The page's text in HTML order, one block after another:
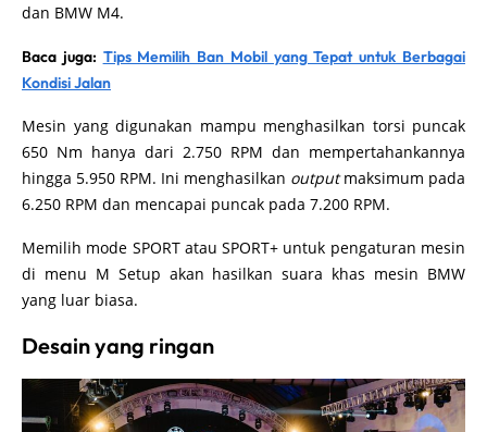
dan BMW M4.
Baca juga: Tips Memilih Ban Mobil yang Tepat untuk Berbagai
Kondisi Jalan
Mesin yang digunakan mampu menghasilkan torsi puncak
650 Nm hanya dari 2.750 RPM dan mempertahankannya
hingga 5.950 RPM. Ini menghasilkan outputmaksimum pada
6.250 RPM dan mencapai puncak pada 7.200 RPM.
Memilih mode SPORT atau SPORT+ untuk pengaturan mesin
di menu M Setup akan hasilkan suara khas mesin BMW
yang luar biasa.
Desain yang ringan